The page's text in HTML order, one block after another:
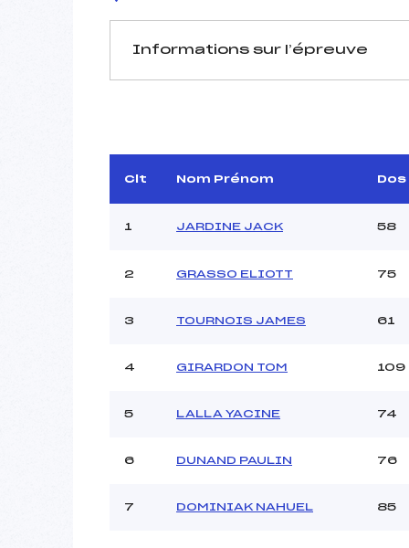
Informations sur l’épreuve
Arbitre :
Assistant :
Nombre de portes :
Traceur :
Ouvreurs B :
Ouvreurs E :
Neige :
Clt Nom Prénom Dos
1 JARDINE JACK 58
2 GRASSO ELIOTT 75
3 TOURNOIS JAMES 61
4 GIRARDON TOM 109
5 LALLA YACINE 74
6 DUNAND PAULIN 76
7 DOMINIAK NAHUEL 85